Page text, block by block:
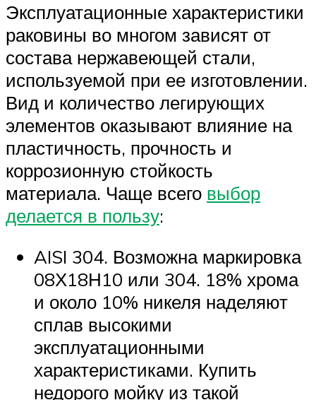
Эксплуатационные характеристики
раковины во многом зависят от
состава нержавеющей стали,
используемой при ее изготовлении.
Вид и количество легирующих
элементов оказывают влияние на
пластичность, прочность и
коррозионную стойкость
материала. Чаще всего выбор
делается в пользу:
AISI 304. Возможна маркировка
08Х18Н10 или 304. 18% хрома
и около 10% никеля наделяют
сплав высокими
эксплуатационными
характеристиками. Купить
недорого мойку из такой